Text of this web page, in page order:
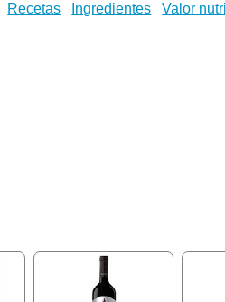
Recetas Ingredientes Valor